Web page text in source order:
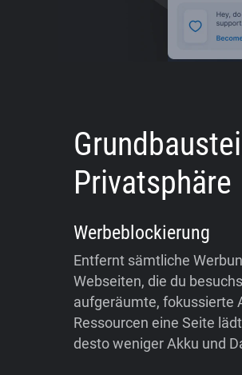
Privatsphäre
Werbeblockierung
Entfernt sämtliche
Webseiten, die du
aufgeräumte, fokussierte
Ressourcen eine Seite
desto weniger Akku und